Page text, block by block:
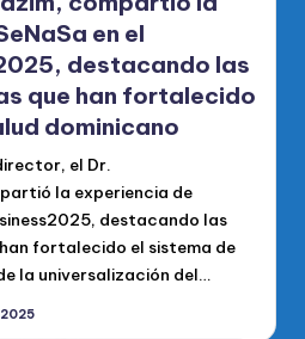
en el
destacando las
que han fortalecido
dominicano
el Dr.
la experiencia de
destacando las
fortalecido el sistema de
la universalización del…